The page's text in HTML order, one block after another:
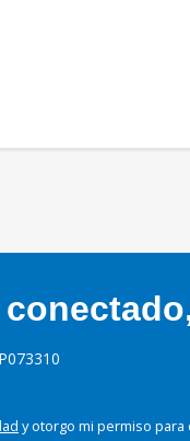
y otorgo mi permiso